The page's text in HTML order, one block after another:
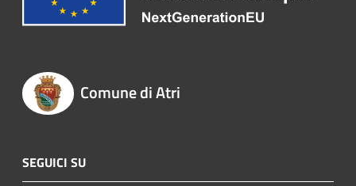
Comune di Atri
SEGUICI SU